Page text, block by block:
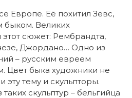
Европе. Её похитил Зевс,
быком. Великих
этот сюжет: Рембрандта,
Джордано… Одно из
– русским евреем
Цвет быка художники не
тему и скульпторы.
скульптур – бельгийца